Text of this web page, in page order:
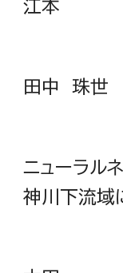
江本
田中 珠世
ニューラル
神川下流域